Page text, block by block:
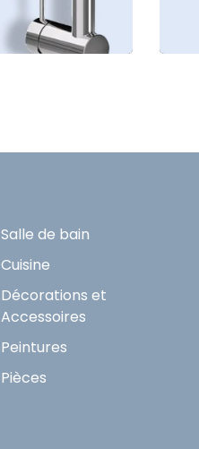
Salle de bain
Cuisine
Décorations et
Accessoires
Peintures
Pièces